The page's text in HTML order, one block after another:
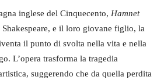
inglese del Cinquecento, Hamnet
e il loro giovane figlio, la
il punto di svolta nella vita e nella
L’opera trasforma la tragedia
suggerendo che da quella perdita